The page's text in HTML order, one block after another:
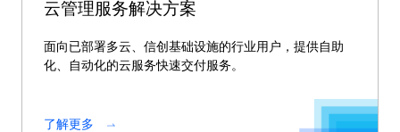
云管理服务解决方案
面向已部署多云、信创基础设施的行业用户，提供自助
化、自动化的云服务快速交付服务。
了解更多